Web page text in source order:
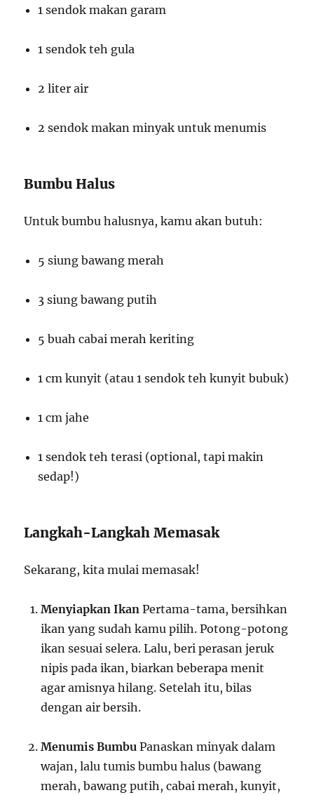
1 sendok makan garam
1 sendok teh gula
2 liter air
2 sendok makan minyak untuk menumis
Bumbu Halus
Untuk bumbu halusnya, kamu akan butuh:
5 siung bawang merah
3 siung bawang putih
5 buah cabai merah keriting
1 cm kunyit (atau 1 sendok teh kunyit bubuk)
1 cm jahe
1 sendok teh terasi (optional, tapi makin
sedap!)
Langkah-Langkah Memasak
Sekarang, kita mulai memasak!
Menyiapkan Ikan Pertama-tama, bersihkan
ikan yang sudah kamu pilih. Potong-potong
ikan sesuai selera. Lalu, beri perasan jeruk
nipis pada ikan, biarkan beberapa menit
agar amisnya hilang. Setelah itu, bilas
dengan air bersih.
Menumis Bumbu Panaskan minyak dalam
wajan, lalu tumis bumbu halus (bawang
merah, bawang putih, cabai merah, kunyit,